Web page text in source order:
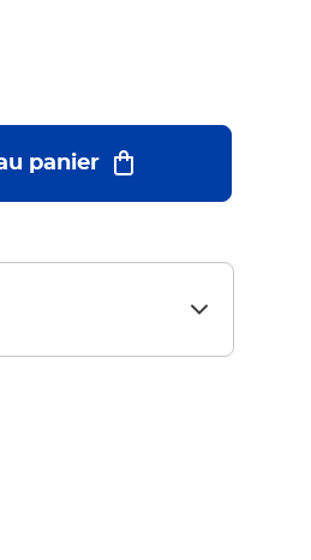
: 2584Couleur : BlancMatière
panier